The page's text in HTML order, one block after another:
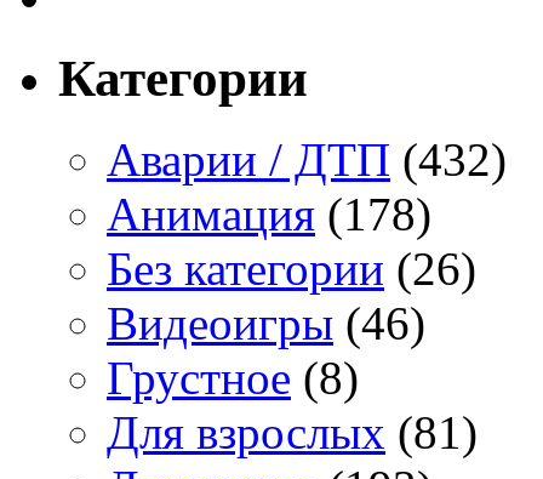
Категории
Аварии / ДТП (432)
Анимация (178)
Без категории (26)
Видеоигры (46)
Грустное (8)
Для взрослых (81)